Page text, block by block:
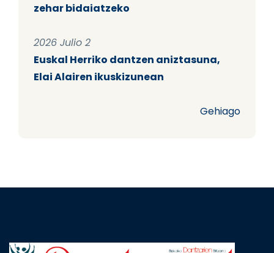
zehar bidaiatzeko
2026 Julio 2
Euskal Herriko dantzen aniztasuna,
Elai Alairen ikuskizunean
Gehiago